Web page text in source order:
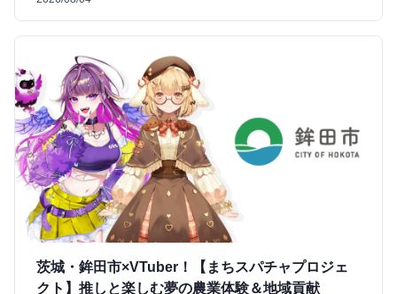
茨城・鉾田市×VTuber！【まちスパチャプロジェ
クト】推しと楽しむ夢の農業体験＆地域貢献